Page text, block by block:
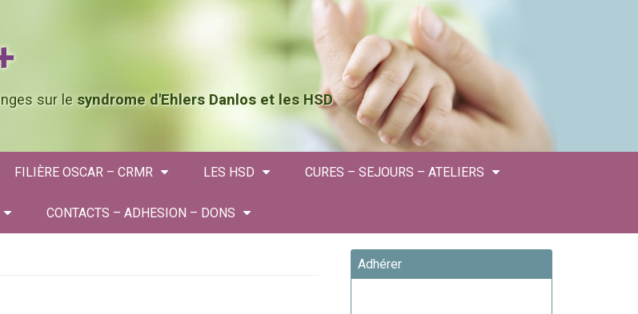
sur le syndrome d'Ehlers Danlos et les HSD
FILIÈRE OSCAR – CRMR LES HSD CURES – SEJOURS – ATELIERS
CONTACTS – ADHESION – DONS
Adhérer